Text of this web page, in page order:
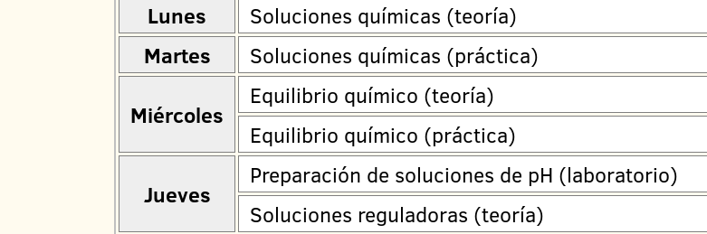
Lunes
Soluciones químicas (teoría)
Martes
Soluciones químicas (práctica)
Miércoles
Equilibrio químico (teoría)
Equilibrio químico (práctica)
Jueves
Preparación de soluciones de pH (laboratorio)
Soluciones reguladoras (teoría)